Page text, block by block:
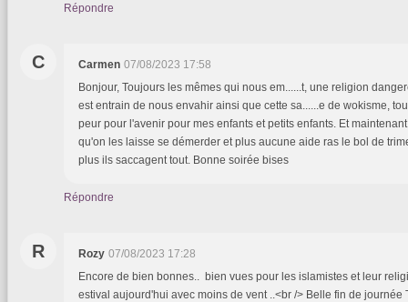
Répondre
C Carmen 07/08/2023 17:58
Bonjour, Toujours les mêmes qui nous em......t, une religion
est entrain de nous envahir ainsi que cette sa......e de wokisme,
peur pour l'avenir pour mes enfants et petits enfants. Et
qu'on les laisse se démerder et plus aucune aide ras le bol de
plus ils saccagent tout. Bonne soirée bises
Répondre
R Rozy 07/08/2023 17:28
Encore de bien bonnes.. bien vues pour les islamistes et leur
estival aujourd'hui avec moins de vent ..<br /> Belle fin de journée